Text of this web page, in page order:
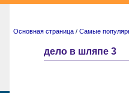
Основная страница / Самые
дело в шляпе 3